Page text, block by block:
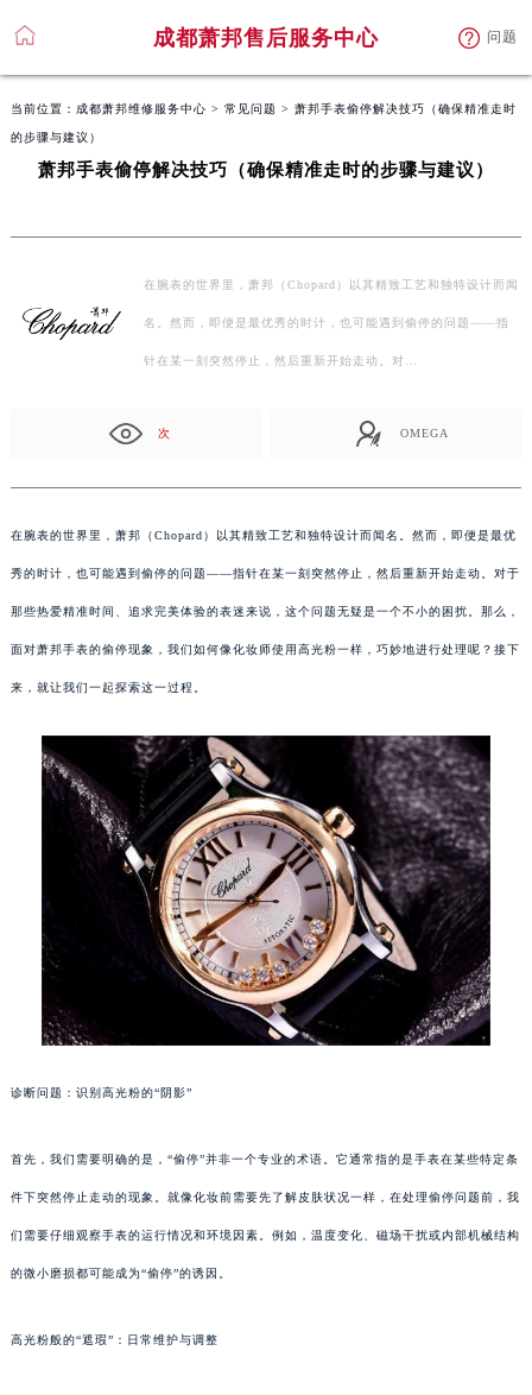
成都萧邦售后服务中心 问题
当前位置： 成都萧邦维修服务中心 > 常见问题 > 萧邦手表偷停解决技巧（确保精准走时
的步骤与建议）
萧邦手表偷停解决技巧（确保精准走时的步骤与建议）
在腕表的世界里，萧邦（Chopard）以其精致工艺和独特设计而闻
名。然而，即便是最优秀的时计，也可能遇到偷停的问题——指
针在某一刻突然停止，然后重新开始走动。对…
次 OMEGA
在腕表的世界里，萧邦（Chopard）以其精致工艺和独特设计而闻名。然而，即便是最优
秀的时计，也可能遇到偷停的问题——指针在某一刻突然停止，然后重新开始走动。对于
那些热爱精准时间、追求完美体验的表迷来说，这个问题无疑是一个不小的困扰。那么，
面对萧邦手表的偷停现象，我们如何像化妆师使用高光粉一样，巧妙地进行处理呢？接下
来，就让我们一起探索这一过程。
诊断问题：识别高光粉的“阴影”
首先，我们需要明确的是，“偷停”并非一个专业的术语。它通常指的是手表在某些特定条
件下突然停止走动的现象。就像化妆前需要先了解皮肤状况一样，在处理偷停问题前，我
们需要仔细观察手表的运行情况和环境因素。例如，温度变化、磁场干扰或内部机械结构
的微小磨损都可能成为“偷停”的诱因。
高光粉般的“遮瑕”：日常维护与调整